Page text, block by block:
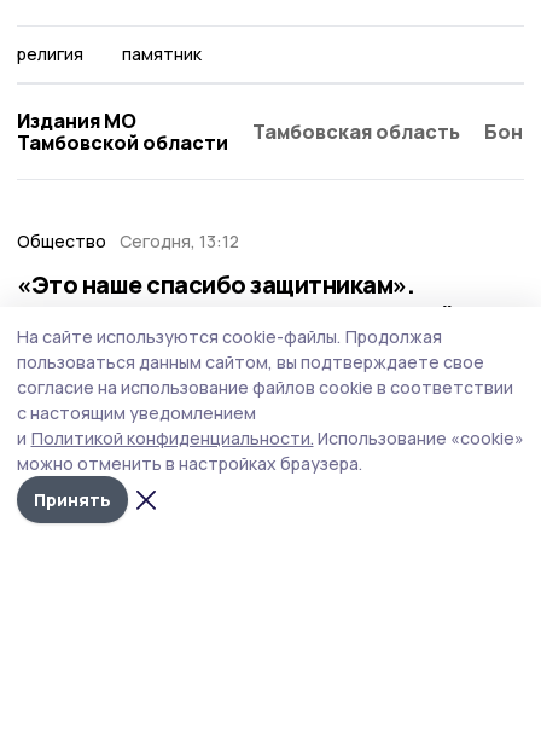
религия памятник
Издания МО
Тамбовской области
Тамбовская область
Общество Сегодня, 13:12
«Это наше спасибо защитникам».
Гавриловцы переводят однодневный
заработок в поддержку бойцов СВО
Начинание, родившееся как предложение профсоюзов,
превратилось в по-настоящему общее дело. Проявив
гражданскую позицию, почин поддержали самые
разные коллективы — от тружеников полей до
библиотекарей и медработников.
На сайте используются cookie-файлы. Продолжая
пользоваться данным сайтом, вы подтверждаете свое
согласие на использование файлов cookie в соответствии
с настоящим уведомлением
и Политикой конфиденциальности. Использование «cookie»
можно отменить в настройках браузера.
Принять